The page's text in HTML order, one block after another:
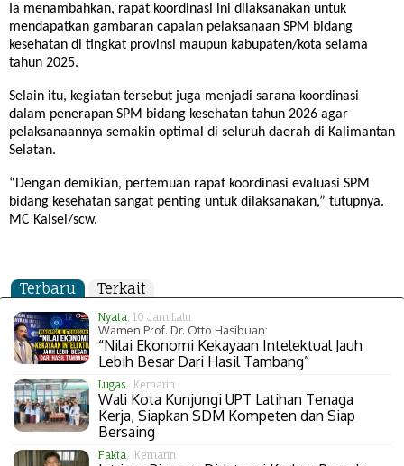
Ia menambahkan, rapat koordinasi ini dilaksanakan untuk
mendapatkan gambaran capaian pelaksanaan SPM bidang
kesehatan di tingkat provinsi maupun kabupaten/kota selama
tahun 2025.
Selain itu, kegiatan tersebut juga menjadi sarana koordinasi
dalam penerapan SPM bidang kesehatan tahun 2026 agar
pelaksanaannya semakin optimal di seluruh daerah di Kalimantan
Selatan.
“Dengan demikian, pertemuan rapat koordinasi evaluasi SPM
bidang kesehatan sangat penting untuk dilaksanakan,” tutupnya.
MC Kalsel/scw.
Terbaru Terkait
Nyata , 10 Jam Lalu
Wamen Prof. Dr. Otto Hasibuan:
“Nilai Ekonomi Kekayaan Intelektual Jauh
Lebih Besar Dari Hasil Tambang”
Lugas, Kemarin
Wali Kota Kunjungi UPT Latihan Tenaga
Kerja, Siapkan SDM Kompeten dan Siap
Bersaing
Fakta , Kemarin